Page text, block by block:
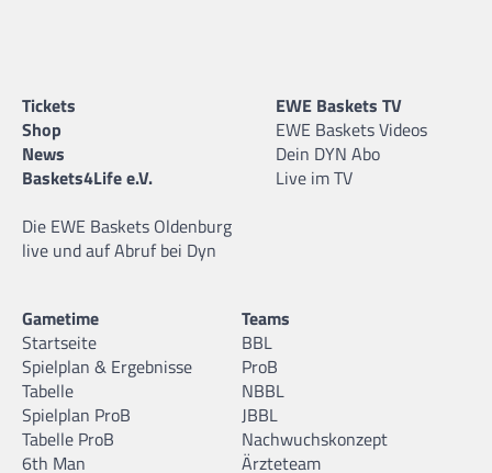
Tickets
Shop
News
Baskets4Life e.V.
Die EWE Baskets Oldenburg
live und auf Abruf bei Dyn
EWE Baskets TV
EWE Baskets Videos
Dein DYN Abo
Live im TV
Gametime
Startseite
Spielplan & Ergebnisse
Tabelle
Spielplan ProB
Tabelle ProB
6th Man
Teams
BBL
ProB
NBBL
JBBL
Nachwuchskonzept
Ärzteteam